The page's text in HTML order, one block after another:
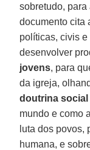
sobretudo, para
documento cita
políticas, civis
desenvolver
jovens, para
da igreja,
doutrina social
mundo e como
luta dos
humana, e